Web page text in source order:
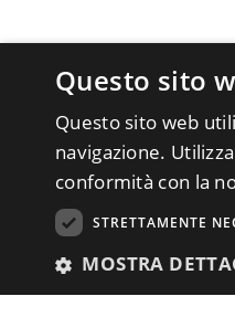
Questo sito
Questo sito web
navigazione.
conformità con la
STRETTAMENTE
MOSTRA